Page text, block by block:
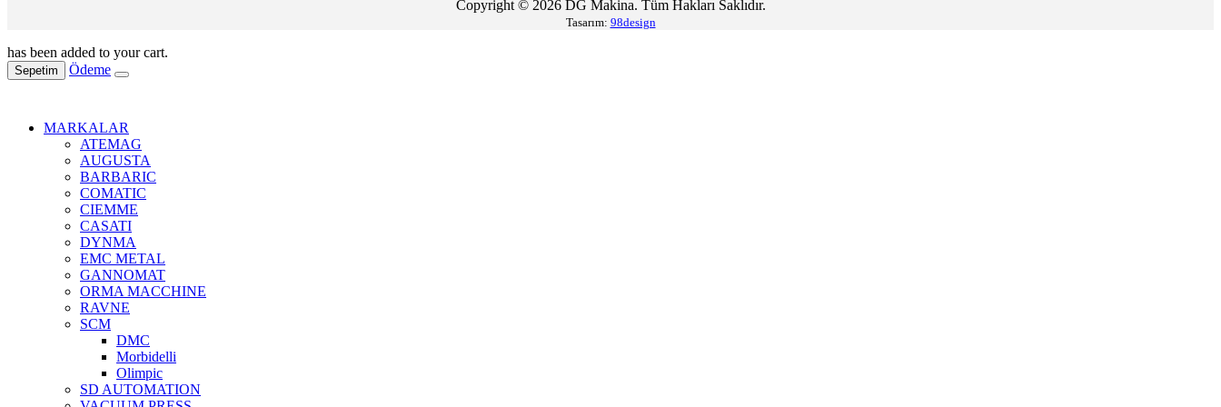
Copyright © 2026 DG Makina. Tüm Hakları Saklıdır.
Tasarım: 98design
has been added to your cart.
Sepetim Ödeme
MARKALAR
ATEMAG
AUGUSTA
BARBARIC
COMATIC
CIEMME
CASATI
DYNMA
EMC METAL
GANNOMAT
ORMA MACCHINE
RAVNE
SCM
DMC
Morbidelli
Olimpic
SD AUTOMATION